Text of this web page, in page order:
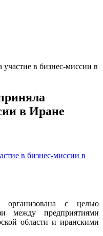
в бизнес-миссии в
в Иране
организована с целью
между предприятиями
области и иранскими